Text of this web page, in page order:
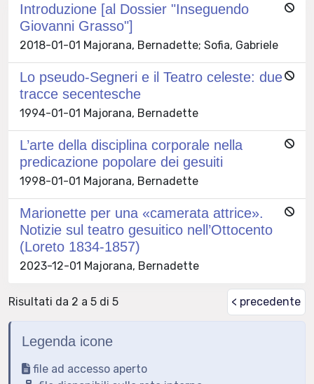
Introduzione [al Dossier "Inseguendo
Giovanni Grasso"]
2018-01-01 Majorana, Bernadette; Sofia, Gabriele
Lo pseudo-Segneri e il Teatro celeste: due
tracce secentesche
1994-01-01 Majorana, Bernadette
L’arte della disciplina corporale nella
predicazione popolare dei gesuiti
1998-01-01 Majorana, Bernadette
Marionette per una «camerata attrice».
Notizie sul teatro gesuitico nell’Ottocento
(Loreto 1834-1857)
2023-12-01 Majorana, Bernadette
Risultati da 2 a 5 di 5 < precedente
Legenda icone
file ad accesso aperto